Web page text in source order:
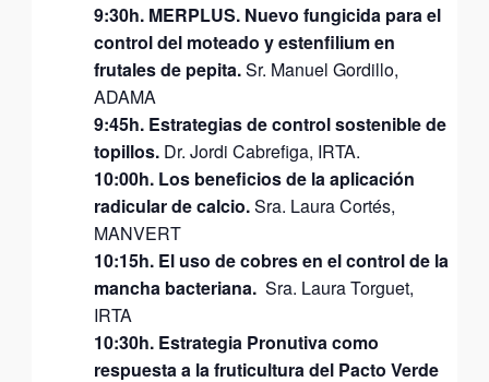
9:30h. MERPLUS. Nuevo fungicida para el
control del moteado y estenfilium en
frutales de pepita.Sr. Manuel Gordillo,
ADAMA
9:45h. Estrategias de control sostenible de
topillos. Dr. Jordi Cabrefiga, IRTA.
10:00h. Los beneficios de la aplicación
radicular de calcio.Sra. Laura Cortés,
MANVERT
10:15h. El uso de cobres en el control de la
mancha bacteriana. Sra. Laura Torguet,
IRTA
10:30h. Estrategia Pronutiva como
respuesta a la fruticultura del Pacto Verde